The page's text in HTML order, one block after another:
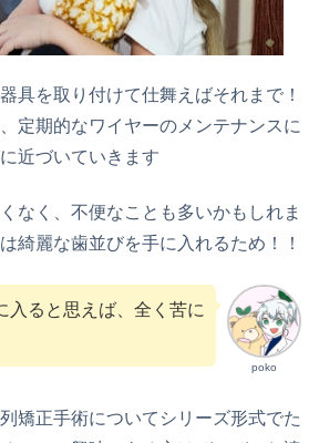
具を取り付けて仕舞えばそれまで！
定期的なワイヤーのメンテナンスに
近づいていきます
なく、不便なことも多いかもしれま
綺麗な歯並びを手に入れるため！！
poko
入ると思えば、全く苦に
矯正手術についてシリーズ形式でた